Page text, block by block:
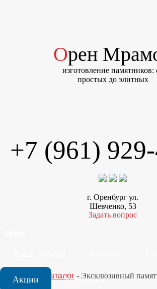
Орен
изготовление памятников:
простых до элитных
+7 (961)
г. Оренбург ул.
Шевченко, 53
Задать вопрос
Акции Установка
Главная Каталог - Эксклюзивный